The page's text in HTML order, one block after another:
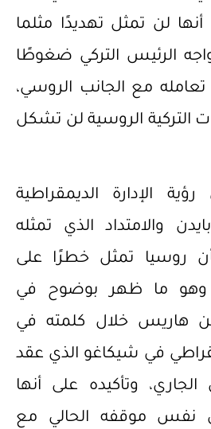
لن تمثل تهديدًا مثلما
الرئيس التركي ضغوطًا
تعامله مع الجانب الروسي،
التركية الروسية لن تشكل
الإدارة الديمقراطية
والامتداد الذي تمثله
روسيا تمثل خطرًا على
وهو ما ظهر بوضوح في
هاريس خلال كلمته في
في شيكاغو الذي عقد
الجاري، وتأكيده على أنها
نفس موقفه الحالي مع